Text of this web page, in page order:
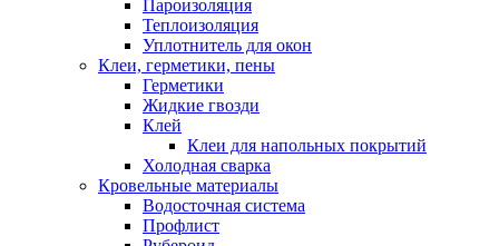
Пароизоляция
Теплоизоляция
Уплотнитель для окон
Клеи, герметики, пены
Герметики
Жидкие гвозди
Клей
Клеи для напольных покрытий
Холодная сварка
Кровельные материалы
Водосточная система
Профлист